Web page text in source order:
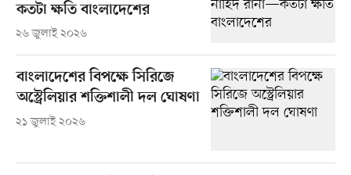
কতটা ক্ষতি বাংলাদেশের
২৬ জুলাই ২০২৬
বাংলাদেশের বিপক্ষে সিরিজে
অস্ট্রেলিয়ার শক্তিশালী দল ঘোষণা
২১ জুলাই ২০২৬